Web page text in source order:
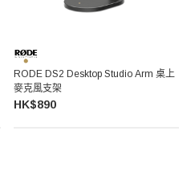
RODE DS2 Desktop Studio Arm 桌上
麥克風支架
HK$890